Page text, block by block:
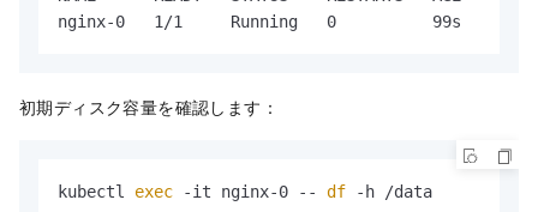
nginx-0   1/1     Running   0          99s
初期ディスク容量を確認します：
kubectl exec -it nginx-0 -- df -h /data